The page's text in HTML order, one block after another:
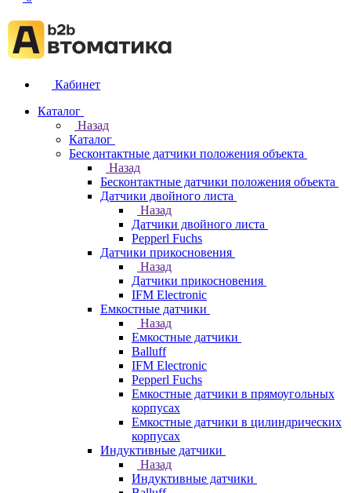
Кабинет
Каталог
Назад
Каталог
Бесконтактные датчики положения объекта
Назад
Бесконтактные датчики положения объекта
Датчики двойного листа
Назад
Датчики двойного листа
Pepperl Fuchs
Датчики прикосновения
Назад
Датчики прикосновения
IFM Electronic
Емкостные датчики
Назад
Емкостные датчики
Balluff
IFM Electronic
Pepperl Fuchs
Емкостные датчики в прямоугольных
корпусах
Емкостные датчики в цилиндрических
корпусах
Индуктивные датчики
Назад
Индуктивные датчики